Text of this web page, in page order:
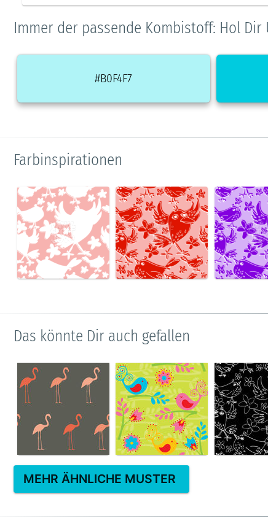
Immer der passende Kombistoff: Hol
#B0F4F7
Farbinspirationen
Das könnte Dir auch gefallen
MEHR ÄHNLICHE MUSTER